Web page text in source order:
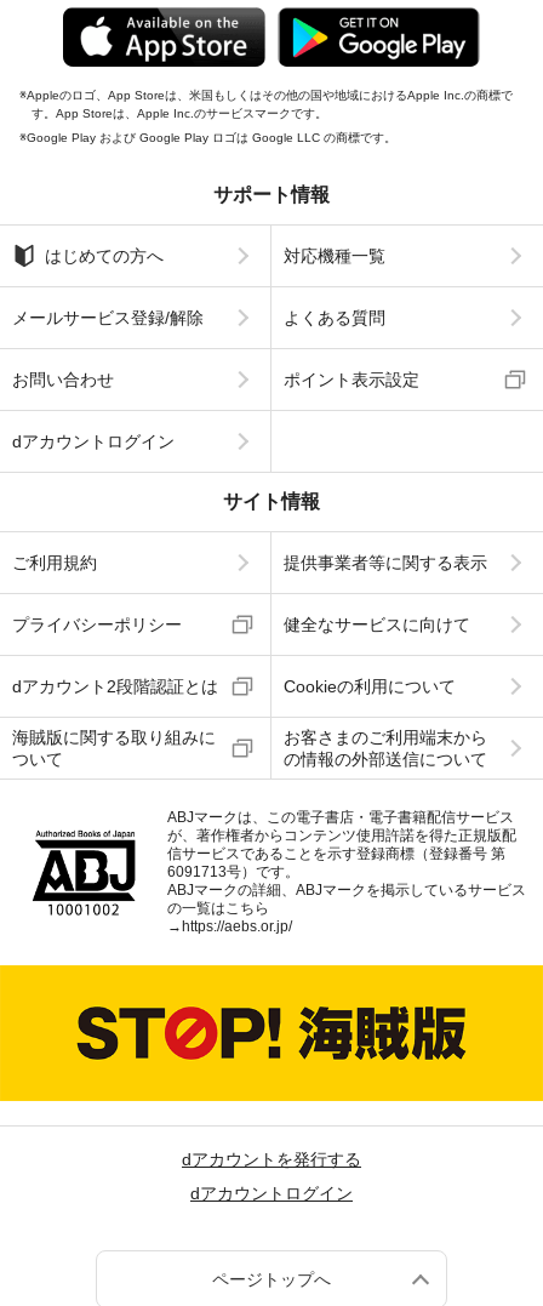
Appleのロゴ、App Storeは、米国もしくはその他の国や地域におけるApple Inc.の商標で
す。App Storeは、Apple Inc.のサービスマークです。
Google Play および Google Play ロゴは Google LLC の商標です。
サポート情報
はじめての方へ 対応機種一覧
メールサービス登録/解除 よくある質問
お問い合わせ ポイント表示設定
dアカウントログイン
サイト情報
ご利用規約 提供事業者等に関する表示
プライバシーポリシー 健全なサービスに向けて
dアカウント2段階認証とは Cookieの利用について
海賊版に関する取り組みに
ついて
お客さまのご利用端末から
の情報の外部送信について
ABJマークは、この電子書店・電子書籍配信サービス
が、著作権者からコンテンツ使用許諾を得た正規版配
信サービスであることを示す登録商標（登録番号 第
6091713号）です。
ABJマークの詳細、ABJマークを掲示しているサービス
の一覧はこちら
→ https://aebs.or.jp/
dアカウントを発行する
dアカウントログイン
ページトップへ